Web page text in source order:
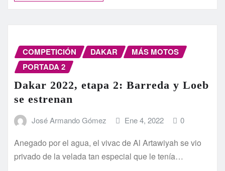
COMPETICIÓN DAKAR
MÁS MOTOS
PORTADA 2
Dakar 2022, etapa 2: Barreda y Loeb
se estrenan
José Armando Gómez Ene 4, 2022 0
Anegado por el agua, el vivac de Al Artawiyah se vio
privado de la velada tan especial que le tenía…